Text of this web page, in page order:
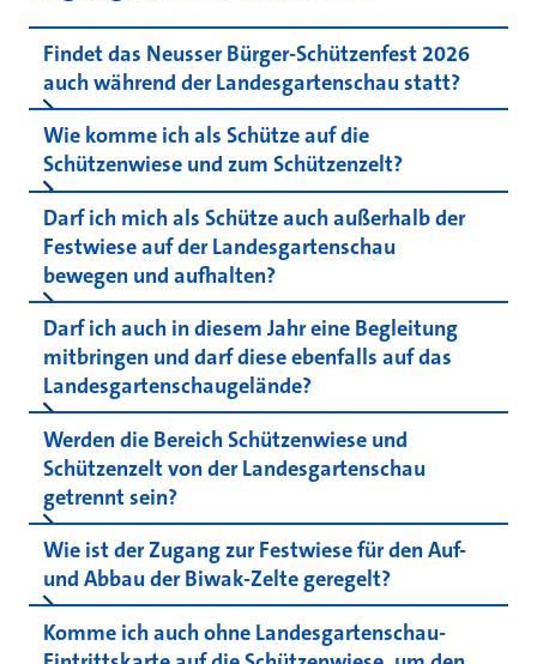
Findet das Neusser Bürger-Schützenfest 2026
auch während der Landesgartenschau statt?
Wie komme ich als Schütze auf die
Schützenwiese und zum Schützenzelt?
Darf ich mich als Schütze auch außerhalb der
Festwiese auf der Landesgartenschau
bewegen und aufhalten?
Darf ich auch in diesem Jahr eine Begleitung
mitbringen und darf diese ebenfalls auf das
Landesgartenschaugelände?
Werden die Bereich Schützenwiese und
Schützenzelt von der Landesgartenschau
getrennt sein?
Wie ist der Zugang zur Festwiese für den Auf-
und Abbau der Biwak-Zelte geregelt?
Komme ich auch ohne Landesgartenschau-